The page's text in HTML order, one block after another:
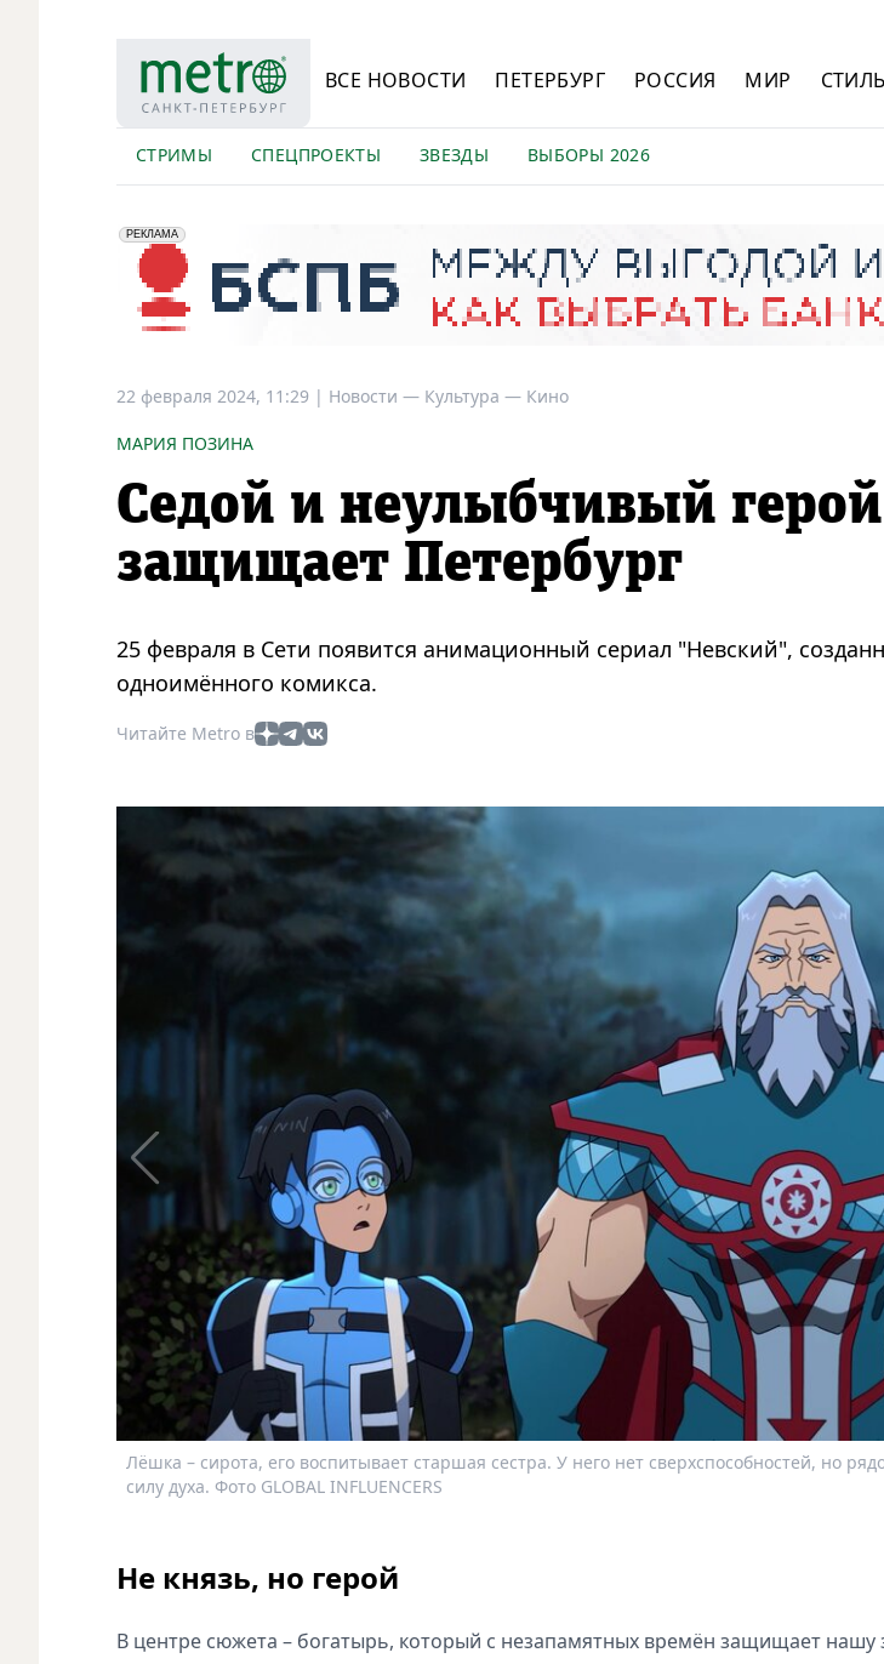
ВСЕ НОВОСТИ ПЕТЕРБУРГ РОССИЯ МИР
СТРИМЫ СПЕЦПРОЕКТЫ ЗВЕЗДЫ ВЫБОРЫ 2026
erid: 2VfnxyFybV5
РЕКЛАМА
ПАО "Банк "Санкт-Петербург", ИНН: 7831000027
22 февраля 2024, 11:29 | Новости — Культура — Кино
МАРИЯ ПОЗИНА
Седой и неулыбчивый герой
защищает Петербург
25 февраля в Сети появится анимационный сериал "Невский",
одноимённого комикса.
Читайте Metro в
Лёшка – сирота, его воспитывает старшая сестра. У него нет сверхспособностей, но
силу духа. Фото GLOBAL INFLUENCERS
Не князь, но герой
В центре сюжета – богатырь, который с незапамятных времён защищает нашу